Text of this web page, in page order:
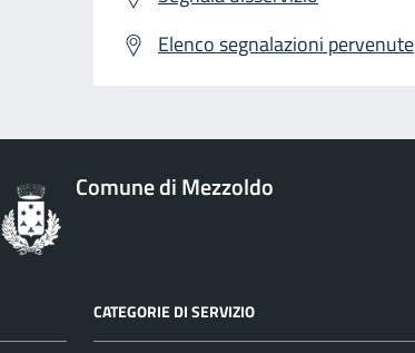
Elenco segnalazioni pervenute
Comune di Mezzoldo
CATEGORIE DI SERVIZIO